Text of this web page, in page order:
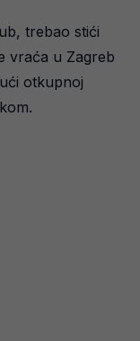
trebao stići
vraća u Zagreb
otkupnoj